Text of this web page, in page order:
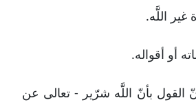
غير اللََّه.
أو أقواله.
القول بأنّ اللََّه شرّير - تعالى عن